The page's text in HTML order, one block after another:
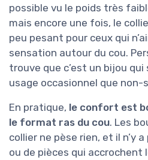
possible vu le poids très
mais encore une fois, le
peu pesant pour ceux qui
sensation autour du cou.
trouve que c’est un bijou
usage occasionnel que non-
En pratique, le confort est
le format ras du cou. Les
collier ne pèse rien, et il n’y
ou de pièces qui accrochent